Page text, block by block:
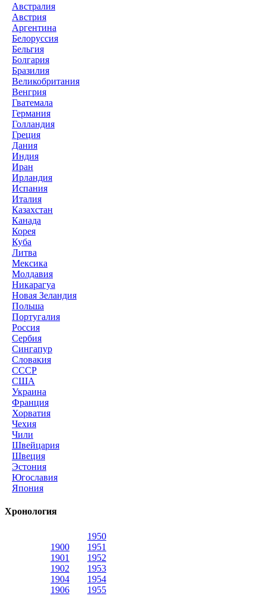
Австралия
Австрия
Аргентина
Белоруссия
Бельгия
Болгария
Бразилия
Великобритания
Венгрия
Гватемала
Германия
Голландия
Греция
Дания
Индия
Иран
Ирландия
Испания
Италия
Казахстан
Канада
Корея
Куба
Литва
Мексика
Молдавия
Никарагуа
Новая Зеландия
Польша
Португалия
Россия
Сербия
Сингапур
Словакия
СССР
США
Украина
Франция
Хорватия
Чехия
Чили
Швейцария
Швеция
Эстония
Югославия
Япония
Хронология
1900
1901
1902
1904
1906
1950
1951
1952
1953
1954
1955